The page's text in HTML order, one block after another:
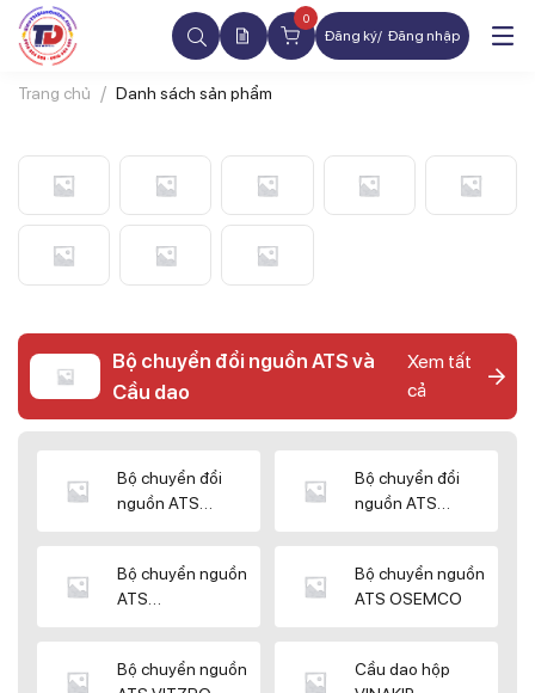
0
Đăng ký Đăng nhập
Trang chủ Danh sách sản phẩm
Bộ chuyển đổi nguồn ATS và
Cầu dao
Xem tất
cả
Bộ chuyển đổi
nguồn ATS
Bộ chuyển đổi
nguồn ATS
Bộ chuyển nguồn
ATS
Bộ chuyển nguồn
ATS OSEMCO
Bộ chuyển nguồn
Cầu dao hộp